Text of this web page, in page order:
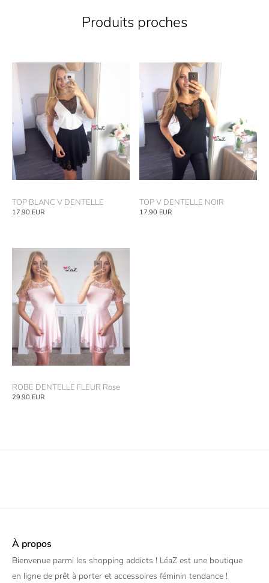
Produits proches
TOP BLANC V DENTELLE
17.90 EUR
TOP V DENTELLE NOIR
17.90 EUR
ROBE DENTELLE FLEUR Rose
29.90 EUR
À propos
Bienvenue parmi les shopping addicts ! LéaZ est une boutique
en ligne de prêt à porter et accessoires féminin tendance !